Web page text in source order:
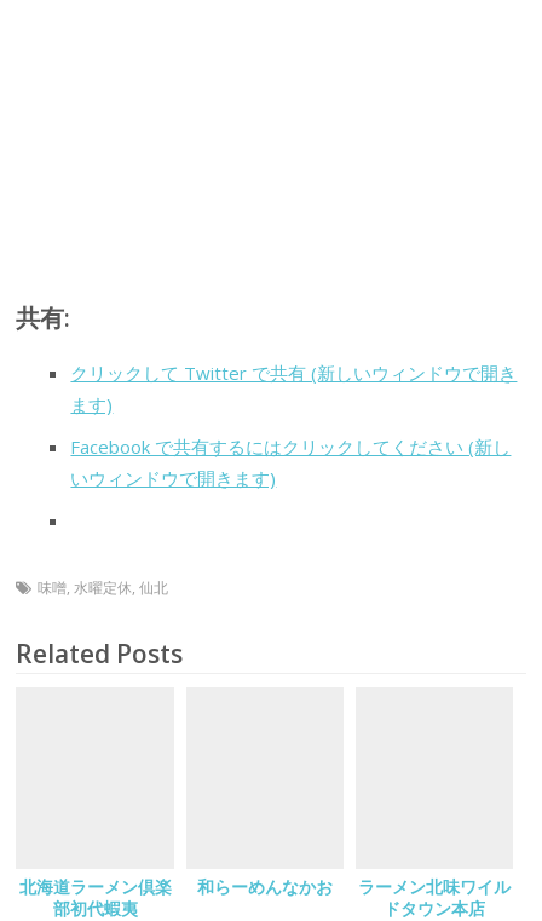
共有:
クリックして Twitter で共有 (新しいウィンドウで開き
ます)
Facebook で共有するにはクリックしてください (新し
いウィンドウで開きます)
味噌,水曜定休,仙北
Related Posts
北海道ラーメン倶楽
部初代蝦夷
和らーめんなかお
ラーメン北味ワイル
ドタウン本店